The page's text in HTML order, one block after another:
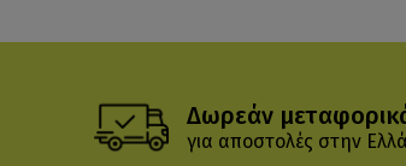
Δωρεάν
για αποστολές στην